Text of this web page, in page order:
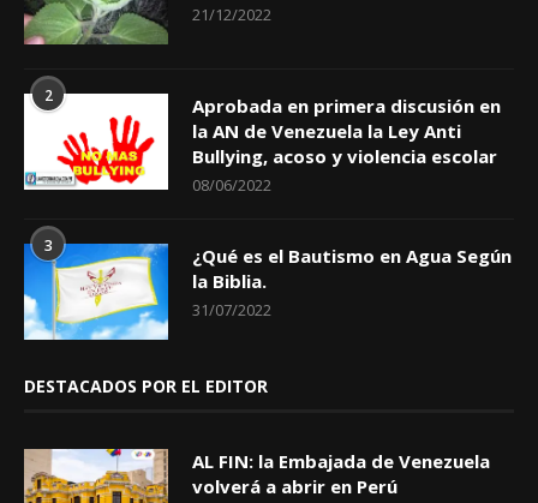
21/12/2022
2
Aprobada en primera discusión en
la AN de Venezuela la Ley Anti
Bullying, acoso y violencia escolar
08/06/2022
3
¿Qué es el Bautismo en Agua Según
la Biblia.
31/07/2022
DESTACADOS POR EL EDITOR
AL FIN: la Embajada de Venezuela
volverá a abrir en Perú